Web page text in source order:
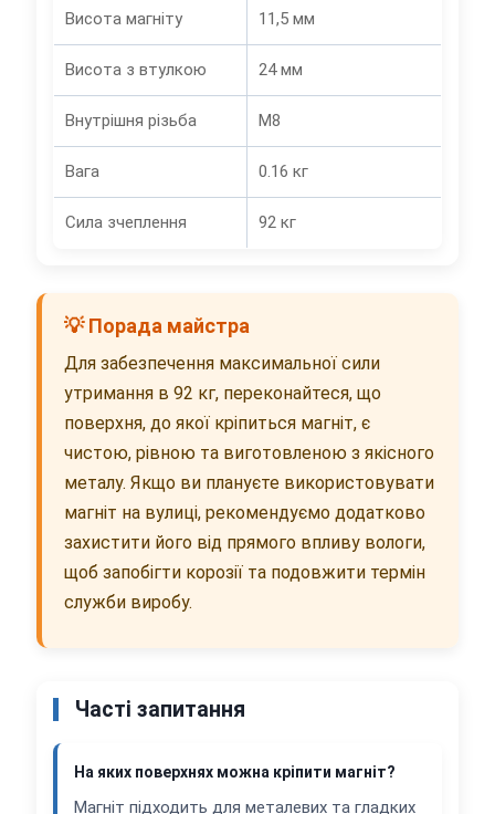
Висота магніту 11,5 мм
Висота з втулкою 24 мм
Внутрішня різьба M8
Вага 0.16 кг
Сила зчеплення 92 кг
💡 Порада майстра
Для забезпечення максимальної сили
утримання в 92 кг, переконайтеся, що
поверхня, до якої кріпиться магніт, є
чистою, рівною та виготовленою з якісного
металу. Якщо ви плануєте використовувати
магніт на вулиці, рекомендуємо додатково
захистити його від прямого впливу вологи,
щоб запобігти корозії та подовжити термін
служби виробу.
Часті запитання
На яких поверхнях можна кріпити магніт?
Магніт підходить для металевих та гладких